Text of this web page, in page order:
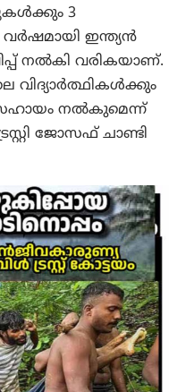
3
ഇന്ത്യൻ
നൽകി വരികയാണ്.
വിദ്യാർത്ഥികൾക്കും
നൽകുമെന്ന്
ജോസഫ് ചാണ്ടി